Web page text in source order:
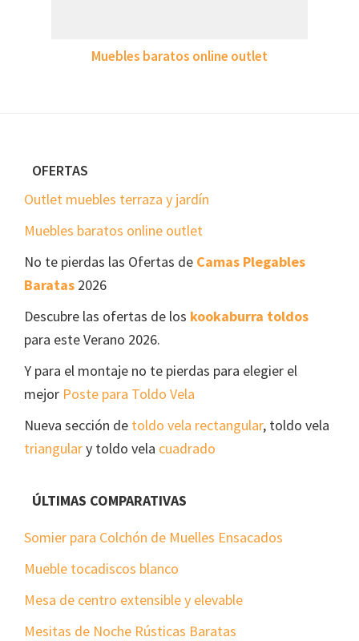
Muebles baratos online outlet
FooterOFERTAS
Outlet muebles terraza y jardín
Muebles baratos online outlet
No te pierdas las Ofertas de Camas Plegables
Baratas 2026
Descubre las ofertas de los kookaburra toldos
para este Verano 2026.
Y para el montaje no te pierdas para elegier el
mejor Poste para Toldo Vela
Nueva sección de toldo vela rectangular, toldo vela
triangulary toldo vela cuadrado
ÚLTIMAS COMPARATIVAS
Somier para Colchón de Muelles Ensacados
Mueble tocadiscos blanco
Mesa de centro extensible y elevable
Mesitas de Noche Rústicas Baratas